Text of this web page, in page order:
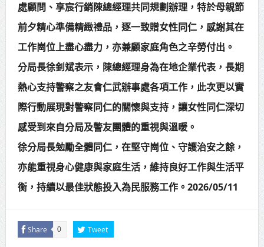
賴總統肯定「金唐獎」得獎者及入
圍者 允諾完善支持體系
處顧問、享宸行銷陳總經理共同規劃辦理，特於母親節
前夕精心準備精緻禮品，逐一致贈女性同仁，感謝其在
工作崗位上盡心盡力，亦兼顧家庭角色之辛勞付出。
分局長徐釗斌表示，陳總經理身為在地企業代表，長期
熱心支持警察之友會仁武辦事處各項工作，此次更以實
際行動展現對警察同仁的關懷與支持，讓女性同仁深切
感受到來自分局及警友團體的重視與溫暖。
徐分局長勉勵全體同仁，在堅守崗位、守護治安之餘，
亦能重視身心健康與家庭生活，維持良好工作與生活平
衡，持續以最佳狀態投入為民服務工作。2026/05/11
Share 0 Tweet